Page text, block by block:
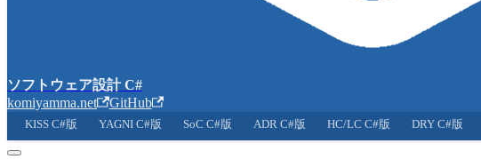
ソフトウェア設計 C#
komiyamma.net
GitHub
KISS C#版 YAGNI C#版 SoC C#版 ADR C#版 HC/LC C#版 DRY C#版